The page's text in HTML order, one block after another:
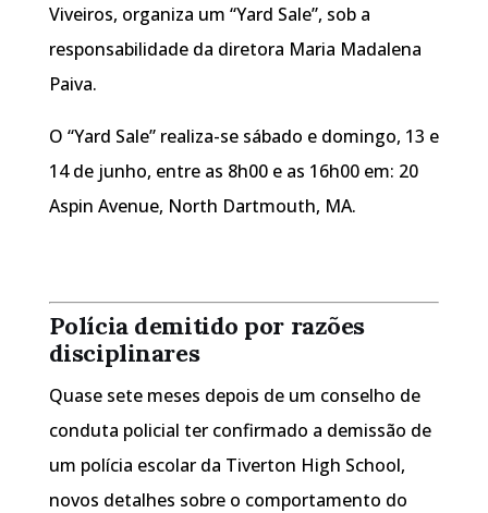
Viveiros, organiza um “Yard Sale”, sob a
responsabilidade da diretora Maria Madalena
Paiva.
O “Yard Sale” realiza-se sábado e domingo, 13 e
14 de junho, entre as 8h00 e as 16h00 em: 20
Aspin Avenue, North Dartmouth, MA.
Polícia demitido por razões
disciplinares
Quase sete meses depois de um conselho de
conduta policial ter confirmado a demissão de
um polícia escolar da Tiverton High School,
novos detalhes sobre o comportamento do